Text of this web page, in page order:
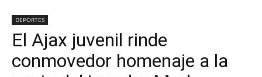
DEPORTES
El Ajax juvenil rinde
conmovedor homenaje a la